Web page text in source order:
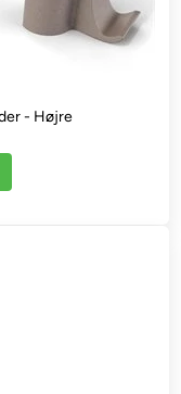
- Højre